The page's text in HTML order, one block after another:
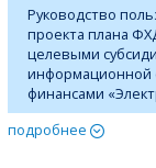
Руководство
проекта плана
целевыми
информационной
финансами
подробнее